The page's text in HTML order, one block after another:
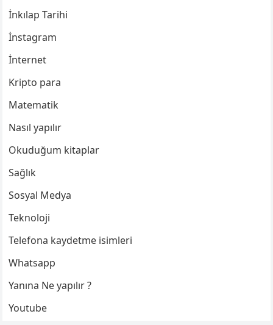
İnkılap Tarihi
İnstagram
İnternet
Kripto para
Matematik
Nasıl yapılır
Okuduğum kitaplar
Sağlık
Sosyal Medya
Teknoloji
Telefona kaydetme isimleri
Whatsapp
Yanına Ne yapılır ?
Youtube